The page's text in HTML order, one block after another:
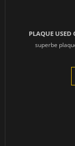
PLAQUE USED
superbe